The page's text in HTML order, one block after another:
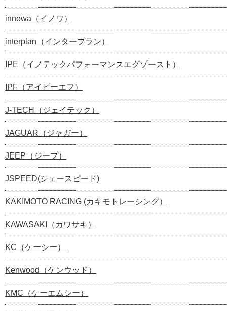
innowa（イノワ）
interplan（インタープラン）
IPE（イノテックパフォーマンスエグゾースト）
IPF（アイピーエフ）
J-TECH（ジェイテック）
JAGUAR（ジャガー）
JEEP（ジープ）
JSPEED(ジェースピード)
KAKIMOTO RACING (カキモトレーシング）
KAWASAKI（カワサキ）
KC（ケーシー）
Kenwood（ケンウッド）
KMC（ケーエムシー）